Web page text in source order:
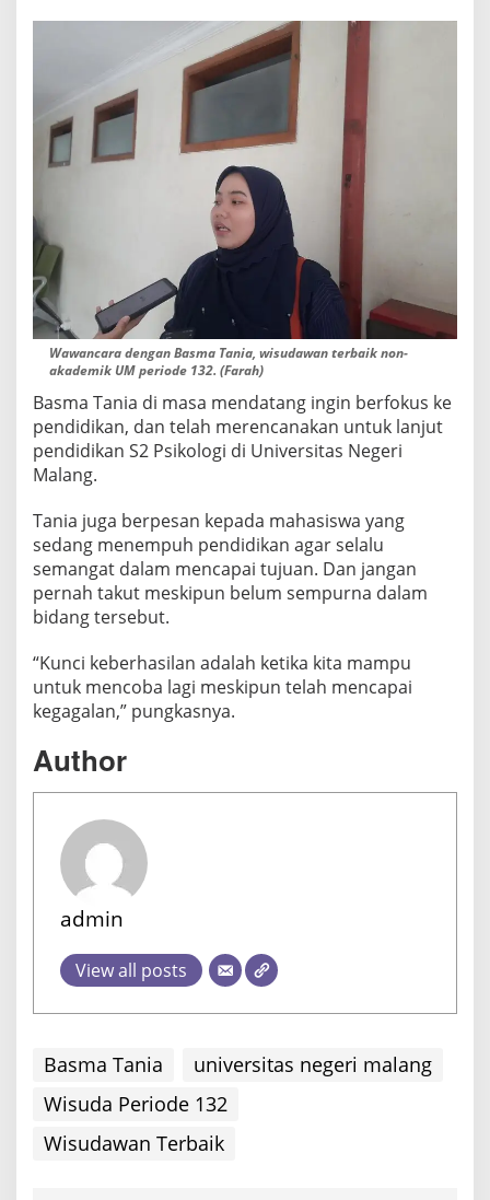
Wawancara dengan Basma Tania, wisudawan terbaik non-
akademik UM periode 132. (Farah)
Basma Tania di masa mendatang ingin berfokus ke
pendidikan, dan telah merencanakan untuk lanjut
pendidikan S2 Psikologi di Universitas Negeri
Malang.
Tania juga berpesan kepada mahasiswa yang
sedang menempuh pendidikan agar selalu
semangat dalam mencapai tujuan. Dan jangan
pernah takut meskipun belum sempurna dalam
bidang tersebut.
“Kunci keberhasilan adalah ketika kita mampu
untuk mencoba lagi meskipun telah mencapai
kegagalan,” pungkasnya.
Author
admin
View all posts
Basma Tania
universitas negeri malang
Wisuda Periode 132
Wisudawan Terbaik